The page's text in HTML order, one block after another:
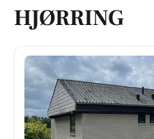
HJØRRING